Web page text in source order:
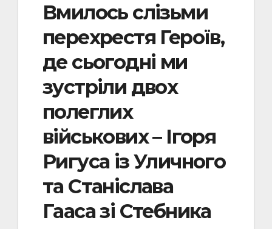
Вмилось слізьми
перехрестя Героїв,
де сьогодні ми
зустріли двох
полеглих
військових – Ігоря
Ригуса із Уличного
та Станіслава
Гааса зі Стебника